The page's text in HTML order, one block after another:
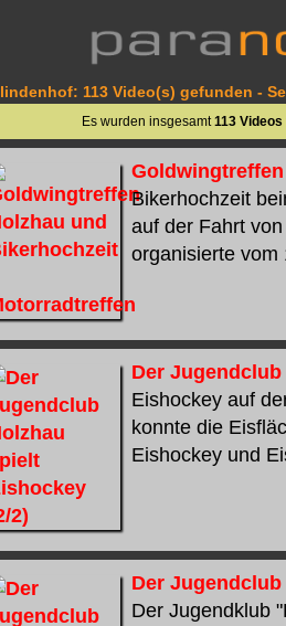
lindenhof: 113 Video(s) gefunden -
Es wurden insgesamt113 Videos
Bikerhochzeit
auf der Fahrt
organisierte vom
Der
Eishockey auf
konnte die
Eishockey und
Der
Der Jugendklub